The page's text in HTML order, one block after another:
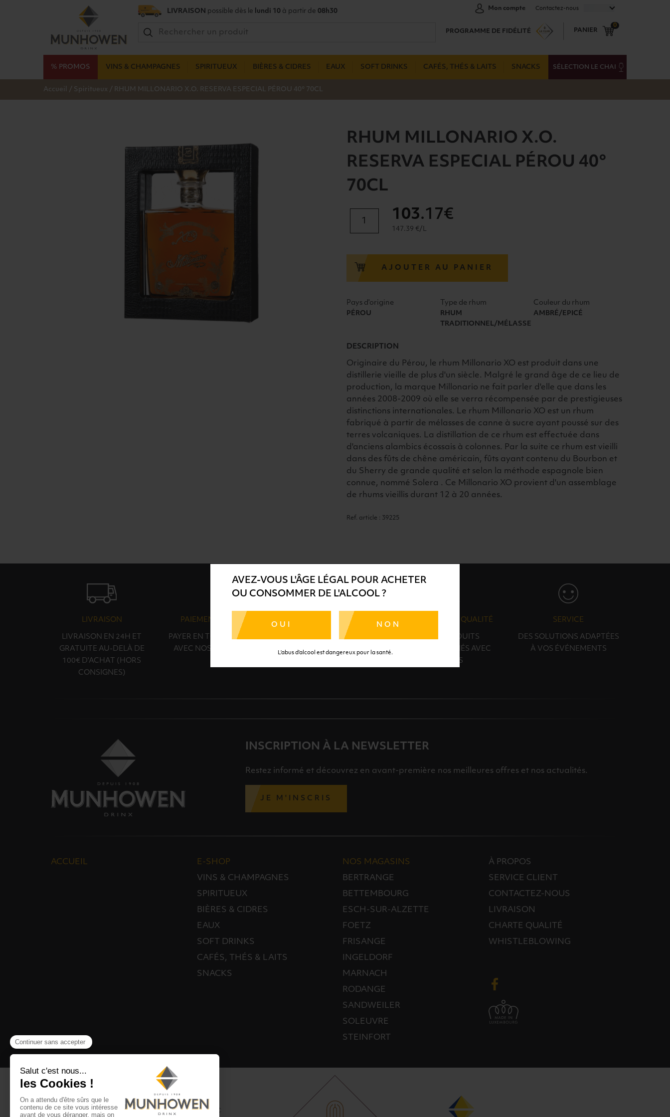
AVEZ-VOUS L'ÂGE LÉGAL POUR ACHETER
OU CONSOMMER DE L'ALCOOL ?
OUI NON
L’abus d’alcool est dangereux pour la santé.
LIVRAISON possible dès le lundi 10 à partir de 08h30 Mon compte Contactez-nous FRANÇAIS
PROGRAMME DE FIDÉLITÉ PANIER
0
% PROMOS VINS & CHAMPAGNES SPIRITUEUX BIÈRES & CIDRES EAUX SOFT DRINKS CAFÉS, THÉS & LAITS SNACKS SÉLECTION LE CHAI
Accueil / Spiritueux / RHUM MILLONARIO X.O. RESERVA ESPECIAL PÉROU 40° 70CL
RHUM MILLONARIO X.O.
RESERVA ESPECIAL PÉROU 40°
70CL
X.O.
RESERVA
PÉROU
40°
103.17€
147.39 €/L
AJOUTER AU PANIER
Pays d'origine
PÉROU
Type de rhum
RHUM
TRADITIONNEL/MÉLASSE
Couleur du rhum
AMBRÉ/EPICÉ
DESCRIPTION
Originaire du Pérou, le rhum Millonario XO est produit dans une
distillerie vieille de plus d'un siècle. Malgré le grand âge de ce lieu de
production, la marque Millonario ne fait parler d'elle que dans les
années 2008-2009 où elle se verra récompensée par de prestigieuses
distinctions internationales. Le rhum Millonario XO est un rhum
fabriqué à partir de mélasses de canne à sucre ayant poussé sur des
terres volcaniques. La distillation de ce rhum est effectuée dans
d'anciens alambics écossais à colonnes. Par la suite ce rhum est vieilli
dans des fûts de chêne américain, fûts ayant contenu du Bourbon et
du Sherry de grande qualité et selon la méthode espagnole bien
connue, nommé Solera . Ce Millonario XO provient d'un assemblage
de rhums vieillis durant 12 à 20 années.
Ref. article : 39225
LIVRAISON
LIVRAISON EN 24H ET
GRATUITE AU-DELÀ DE
100€ D'ACHAT (HORS
CONSIGNES)
PAIEMENT SÉCURISÉ
PAYER EN TOUTE SÉRÉNITÉ
AVEC NOS PARTENAIRES
NOS CONSEILLERS SONT À
VOTRE DISPOSITION
SÉLECTION & QUALITÉ
DES PRODUITS
SÉLECTIONNÉS AVEC
SOINS
SERVICE
DES SOLUTIONS ADAPTÉES
À VOS ÉVÉNEMENTS
INSCRIPTION À LA NEWSLETTER
Restez informé et découvrez en avant-première nos meilleures offres et nos actualités.
JE M'INSCRIS
ACCUEIL
E-SHOP
VINS & CHAMPAGNES
SPIRITUEUX
BIÈRES & CIDRES
EAUX
SOFT DRINKS
CAFÉS, THÉS & LAITS
SNACKS
NOS MAGASINS
BERTRANGE
BETTEMBOURG
ESCH-SUR-ALZETTE
FOETZ
FRISANGE
INGELDORF
MARNACH
RODANGE
SANDWEILER
SOLEUVRE
STEINFORT
À PROPOS
SERVICE CLIENT
CONTACTEZ-NOUS
LIVRAISON
CHARTE QUALITÉ
WHISTLEBLOWING